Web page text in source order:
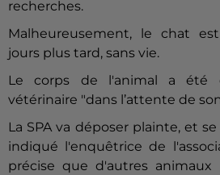
recherches.
Malheureusement, le chat
jours plus tard, sans vie.
Le corps de l'animal a été
vétérinaire "dans l’attente de
La SPA va déposer plainte, et
indiqué l'enquêtrice de
précise que d'autres animaux